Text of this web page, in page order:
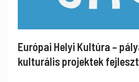
Európai Helyi Kultúra –
kulturális projektek